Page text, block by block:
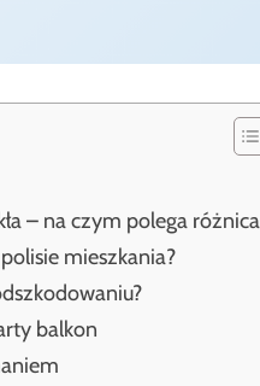
– na czym polega
mieszkania?
balkon